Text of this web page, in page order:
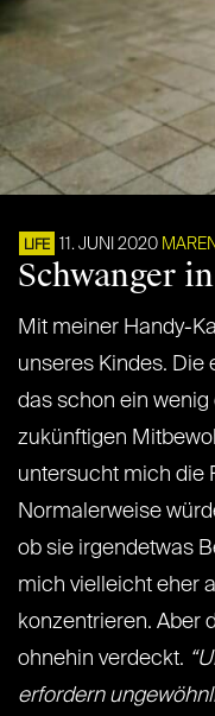
LIFE 11. JUNI 2020
Schwanger
Mit meiner Handy-
unseres Kindes. Die
das schon ein
zukünftigen
untersucht mich die
Normalerweise
ob sie irgendetwas
mich vielleicht eher
konzentrieren. Aber
ohnehin verdeckt.
erfordern